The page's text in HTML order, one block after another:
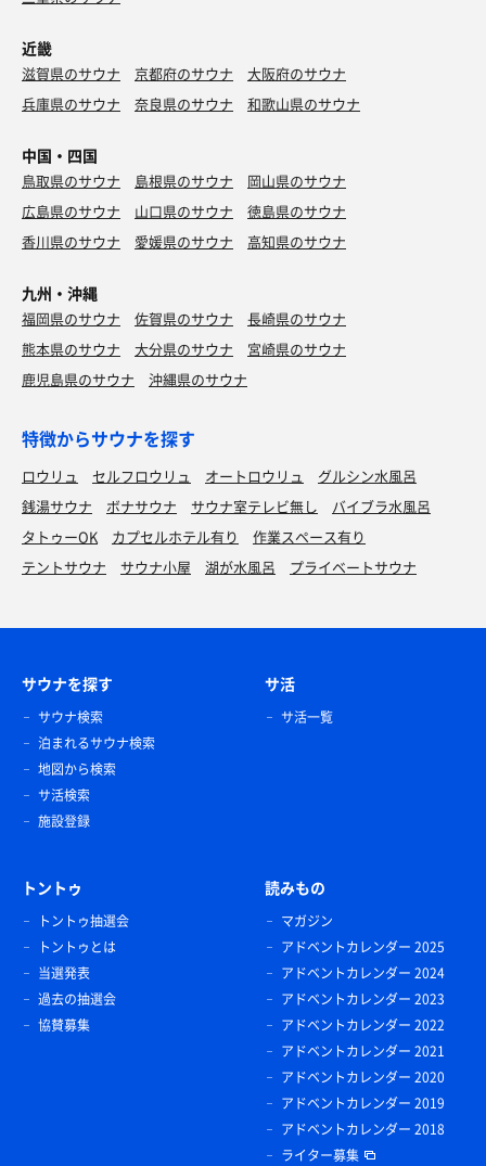
近畿
滋賀県のサウナ 京都府のサウナ
大阪府のサウナ
兵庫県のサウナ
奈良県のサウナ 和歌山県のサウナ
中国・四国
鳥取県のサウナ 島根県のサウナ
岡山県のサウナ
広島県のサウナ
山口県のサウナ
徳島県のサウナ
香川県のサウナ
愛媛県のサウナ 高知県のサウナ
九州・沖縄
福岡県のサウナ 佐賀県のサウナ
長崎県のサウナ
熊本県のサウナ
大分県のサウナ
宮崎県のサウナ
鹿児島県のサウナ
沖縄県のサウナ
特徴からサウナを探す
ロウリュ セルフロウリュ オートロウリュ
グルシン水風呂
銭湯サウナ
ボナサウナ サウナ室テレビ無し
バイブラ水風呂
タトゥーOK
カプセルホテル有り
作業スペース有り
テントサウナ
サウナ小屋 湖が水風呂 プライベートサウナ
サウナを探す
サウナ検索
泊まれるサウナ検索
地図から検索
サ活検索
施設登録
サ活
サ活一覧
トントゥ
トントゥ抽選会
トントゥとは
当選発表
過去の抽選会
協賛募集
読みもの
マガジン
アドベントカレンダー 2025
アドベントカレンダー 2024
アドベントカレンダー 2023
アドベントカレンダー 2022
アドベントカレンダー 2021
アドベントカレンダー 2020
アドベントカレンダー 2019
アドベントカレンダー 2018
ライター募集